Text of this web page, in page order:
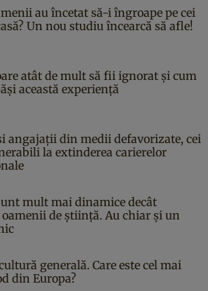
au încetat să-i îngroape pe cei
Un nou studiu încearcă să afle!
atât de mult să fii ignorat și cum
această experiență
angajații din medii defavorizate, cei
la extinderea carierelor
mult mai dinamice decât
oamenii de știință. Au chiar și un
generală. Care este cel mai
din Europa?